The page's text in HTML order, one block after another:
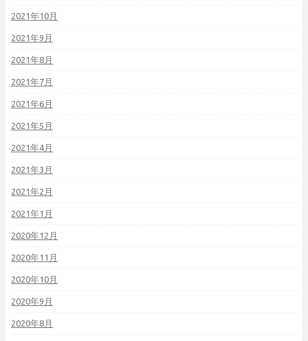
2021年10月
2021年9月
2021年8月
2021年7月
2021年6月
2021年5月
2021年4月
2021年3月
2021年2月
2021年1月
2020年12月
2020年11月
2020年10月
2020年9月
2020年8月